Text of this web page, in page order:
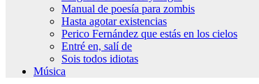
Manual de poesía para zombis
Hasta agotar existencias
Perico Fernández que estás en los cielos
Entré en, salí de
Sois todos idiotas
Música